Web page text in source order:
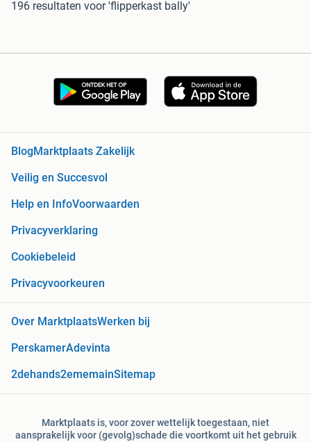
196 resultaten voor 'flipperkast bally'
BlogMarktplaats Zakelijk
Veilig en Succesvol
Help en InfoVoorwaarden
Privacyverklaring
Cookiebeleid
Privacyvoorkeuren
Over MarktplaatsWerken bij
PerskamerAdevinta
2dehands2ememainSitemap
Marktplaats is, voor zover wettelijk toegestaan, niet
aansprakelijk voor (gevolg)schade die voortkomt uit het gebruik